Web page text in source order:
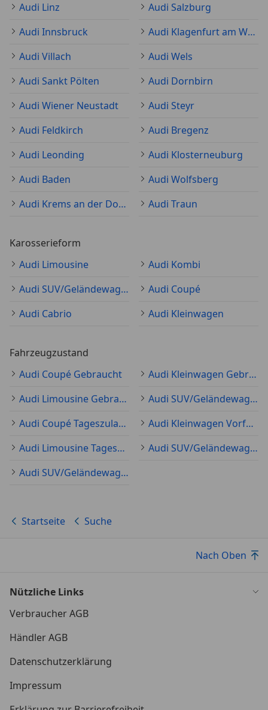
Audi Linz
Audi Salzburg
Audi Innsbruck
Audi Klagenfurt am Wörthersee
Audi Villach
Audi Wels
Audi Sankt Pölten
Audi Dornbirn
Audi Wiener Neustadt
Audi Steyr
Audi Feldkirch
Audi Bregenz
Audi Leonding
Audi Klosterneuburg
Audi Baden
Audi Wolfsberg
Audi Krems an der Donau
Audi Traun
Karosserieform
Audi Limousine
Audi Kombi
Audi SUV/Geländewagen/Pickup
Audi Coupé
Audi Cabrio
Audi Kleinwagen
Fahrzeugzustand
Audi Coupé Gebraucht
Audi Kleinwagen Gebraucht
Audi Limousine Gebraucht
Audi SUV/Geländewagen/Pickup Gebraucht
Audi Coupé Tageszulassung
Audi Kleinwagen Vorführfahrzeug
Audi Limousine Tageszulassung
Audi SUV/Geländewagen/Pickup Tageszulassung
Audi SUV/Geländewagen/Pickup Neu
Startseite Suche
Nach Oben
Nützliche Links
Verbraucher AGB
Händler AGB
Datenschutzerklärung
Impressum